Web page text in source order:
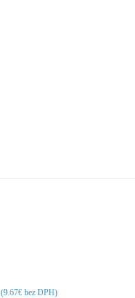
(9.67€ bez DPH)